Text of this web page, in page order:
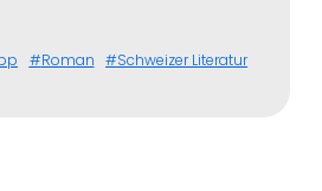
Roman
Schweizer Literatur